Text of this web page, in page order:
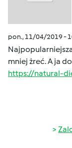
pon., 11/04/2019 -
mniej żreć. A ja
https://natural-